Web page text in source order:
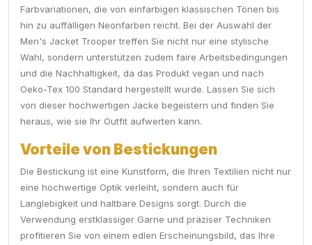
Farbvariationen, die von einfarbigen klassischen Tönen bis
hin zu auffälligen Neonfarben reicht. Bei der Auswahl der
Men's Jacket Trooper treffen Sie nicht nur eine stylische
Wahl, sondern unterstützen zudem faire Arbeitsbedingungen
und die Nachhaltigkeit, da das Produkt vegan und nach
Oeko-Tex 100 Standard hergestellt wurde. Lassen Sie sich
von dieser hochwertigen Jacke begeistern und finden Sie
heraus, wie sie Ihr Outfit aufwerten kann.
Vorteile von Bestickungen
Die Bestickung ist eine Kunstform, die Ihren Textilien nicht nur
eine hochwertige Optik verleiht, sondern auch für
Langlebigkeit und haltbare Designs sorgt. Durch die
Verwendung erstklassiger Garne und präziser Techniken
profitieren Sie von einem edlen Erscheinungsbild, das Ihre